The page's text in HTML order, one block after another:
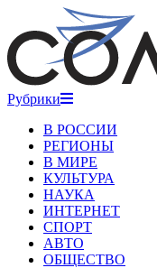
Рубрики
В РОССИИ
РЕГИОНЫ
В МИРЕ
КУЛЬТУРА
НАУКА
ИНТЕРНЕТ
СПОРТ
АВТО
ОБЩЕСТВО